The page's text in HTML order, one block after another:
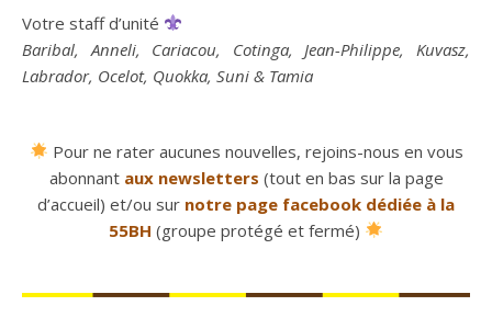
Votre staff d’unité
Baribal, Anneli, Cariacou, Cotinga, Jean-Philippe, Kuvasz,
Labrador, Ocelot, Quokka, Suni & Tamia
Pour ne rater aucunes nouvelles, rejoins-nous en vous
abonnant aux newsletters (tout en bas sur la page
d’accueil) et/ou sur notre page facebook dédiée à la
55BH (groupe protégé et fermé)